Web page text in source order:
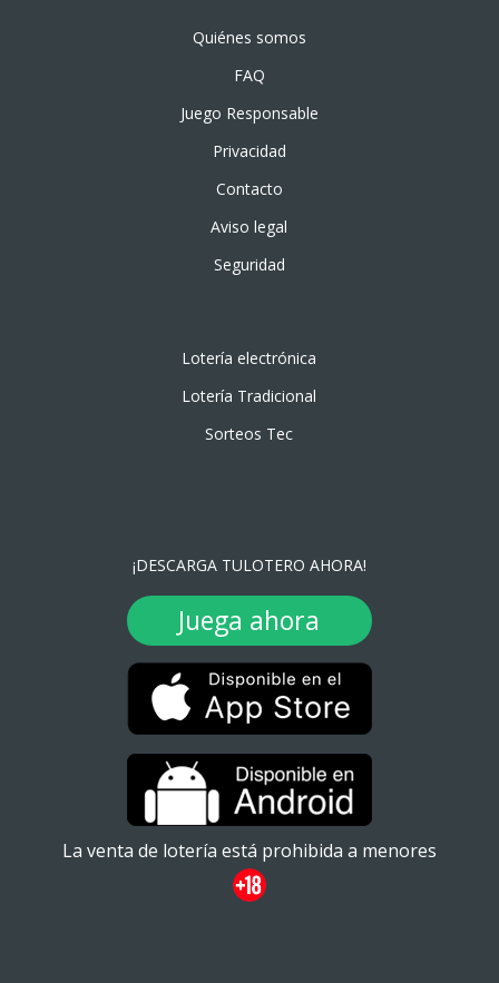
Quiénes somos
FAQ
Juego Responsable
Privacidad
Contacto
Aviso legal
Seguridad
Lotería electrónica
Lotería Tradicional
Sorteos Tec
¡DESCARGA TULOTERO AHORA!
Juega ahora
La venta de lotería está prohibida a menores